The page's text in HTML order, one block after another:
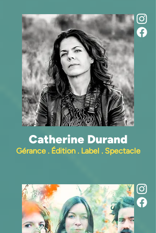
Catherine Durand
Gérance . Édition . Label . Spectacle